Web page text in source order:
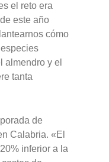
el reto era
este año
cómo
almendro y el
tanta
de
Calabria. «El
inferior a la